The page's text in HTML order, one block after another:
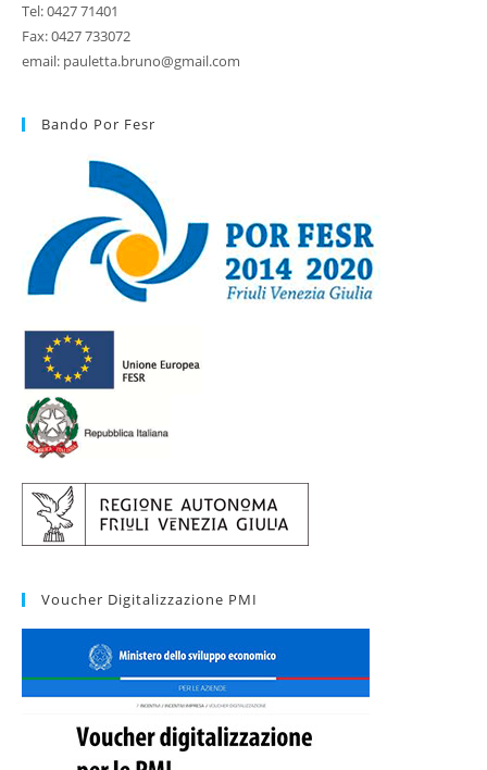
Tel: 0427 71401
Fax: 0427 733072
email: pauletta.bruno@gmail.com
Bando Por Fesr
Voucher Digitalizzazione PMI